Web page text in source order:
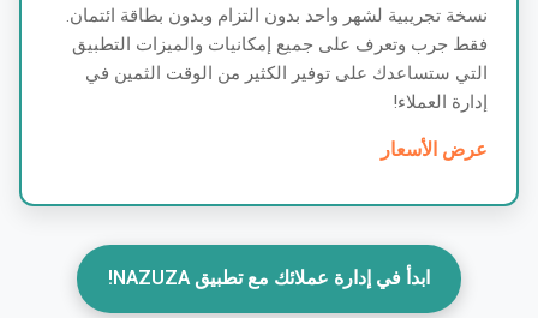
نسخة تجريبية لشهر واحد بدون التزام وبدون بطاقة ائتمان.
فقط جرب وتعرف على جميع إمكانيات والميزات التطبيق
التي ستساعدك على توفير الكثير من الوقت الثمين في
إدارة العملاء!
عرض الأسعار
ابدأ في إدارة عملائك مع تطبيق NAZUZA!